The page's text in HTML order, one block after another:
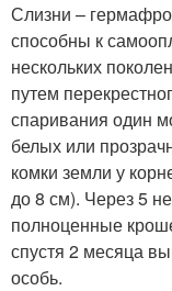
Слизни –
способны к
нескольких
путем
спаривания один
белых или
комки земли у
до 8 см). Через 5
полноценные
спустя 2 месяца
особь.